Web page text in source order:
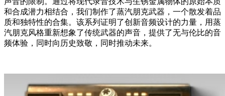
和合成潜力相结合，我们制作了蒸汽朋克武器，一个散发着品
质和独特性的合集。该系列证明了创新音频设计的力量，用蒸
汽朋克风格重新想象了传统武器的声音，提供了无与伦比的音
频体验，同时向历史致敬，同时推动未来。